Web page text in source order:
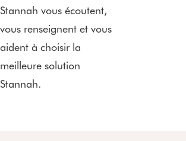
Stannah vous écoutent,
vous renseignent et vous
aident à choisir la
meilleure solution
Stannah.